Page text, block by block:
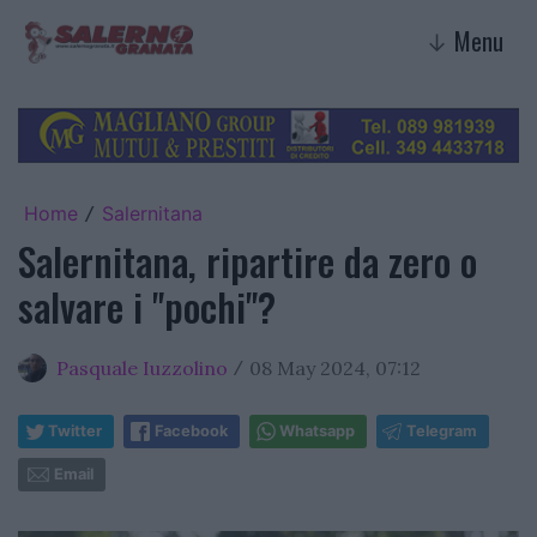
↓ Menu
Home / Salernitana
Salernitana, ripartire da zero o
salvare i "pochi"?
Pasquale Iuzzolino / 08 May 2024, 07:12
Twitter Facebook Whatsapp Telegram
Email